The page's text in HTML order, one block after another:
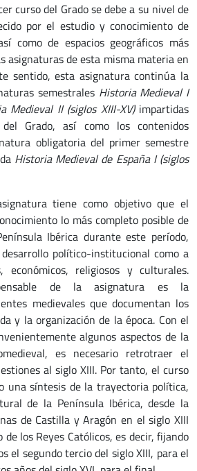
curso del Grado se debe a su nivel de
por el estudio y conocimiento de
como de espacios geográficos más
asignaturas de esta misma materia en
sentido, esta asignatura continúa la
semestrales Historia Medieval I
Medieval II (siglos XIII-XV)impartidas
Grado, así como los contenidos
obligatoria del primer semestre
Historia Medieval de España I (siglos
tiene como objetivo que el
lo más completo posible de
Ibérica durante este período,
político-institucional como a
económicos, religiosos y culturales.
de la asignatura es la
medievales que documentan los
y la organización de la época. Con el
algunos aspectos de la
es necesario retrotraer el
al siglo XIII. Por tanto, el curso
una síntesis de la trayectoria política,
de la Península Ibérica, desde la
de Castilla y Aragón en el siglo XIII
los Reyes Católicos, es decir, fijando
el segundo tercio del siglo XIII, para el